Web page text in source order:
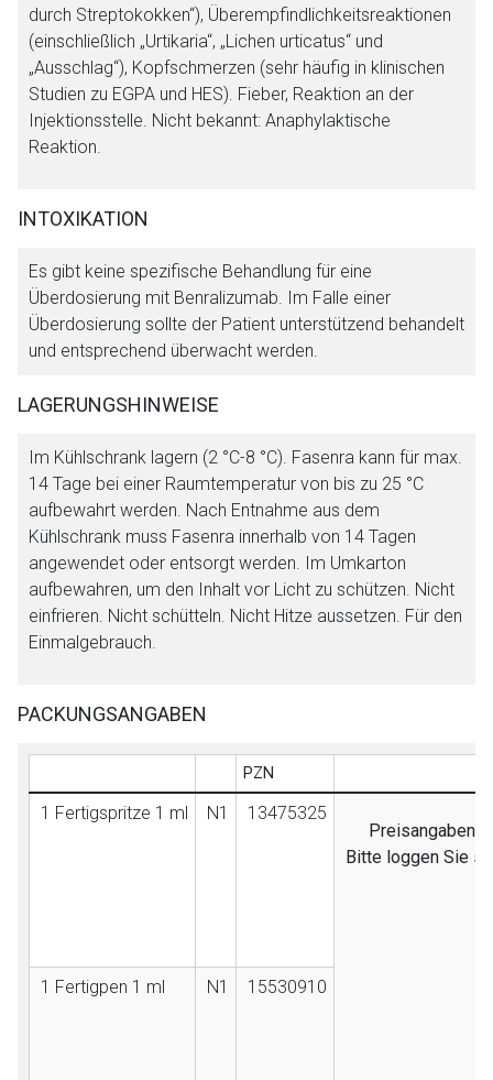
durch Streptokokken“), Überempfindlichkeitsreaktionen
(einschließlich „Urtikaria“, „Lichen urticatus“ und
„Ausschlag“), Kopfschmerzen (sehr häufig in klinischen
Studien zu EGPA und HES). Fieber, Reaktion an der
Injektionsstelle. Nicht bekannt: Anaphylaktische
Reaktion.
INTOXIKATION
Es gibt keine spezifische Behandlung für eine
Überdosierung mit Benralizumab. Im Falle einer
Überdosierung sollte der Patient unterstützend behandelt
und entsprechend überwacht werden.
LAGERUNGSHINWEISE
Im Kühlschrank lagern (2 °C-8 °C). Fasenra kann für max.
14 Tage bei einer Raumtemperatur von bis zu 25 °C
aufbewahrt werden. Nach Entnahme aus dem
Kühlschrank muss Fasenra innerhalb von 14 Tagen
angewendet oder entsorgt werden. Im Umkarton
aufbewahren, um den Inhalt vor Licht zu schützen. Nicht
einfrieren. Nicht schütteln. Nicht Hitze aussetzen. Für den
Einmalgebrauch.
PACKUNGSANGABEN
PZN
1 Fertigspritze 1 ml N1
13475325
Preisangaben
Bitte loggen Sie
1 Fertigpen 1 ml N1 15530910